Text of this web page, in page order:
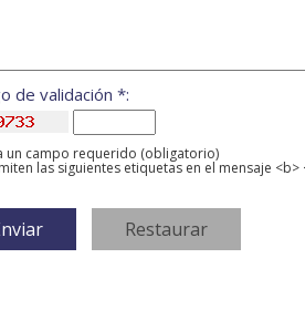
de validación *:
un campo requerido (obligatorio)
las siguientes etiquetas en el mensaje <b>